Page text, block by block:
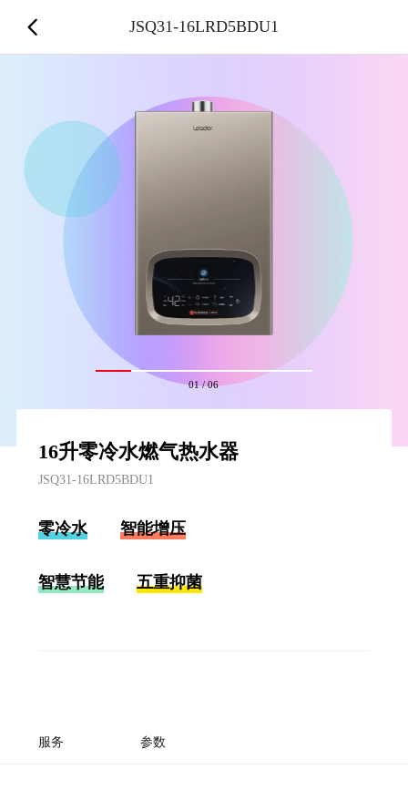
01/06
16升零冷水燃气热水器
JSQ31-16LRD5BDU1
零冷水 智能增压
智慧节能 五重抑菌
服务 参数
JSQ31-16LRD5BDU1